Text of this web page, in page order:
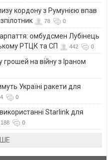
кордону з Румунією впав
78 0
омбудсмен Лубінець
РТЦК та СП
442 0
на війну з Іраном
Україні ракети для
0
Starlink для
188 0